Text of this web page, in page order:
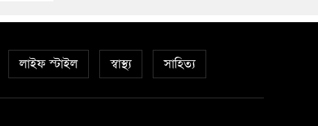
লাইফ স্টাইল স্বাস্থ্য সাহিত্য